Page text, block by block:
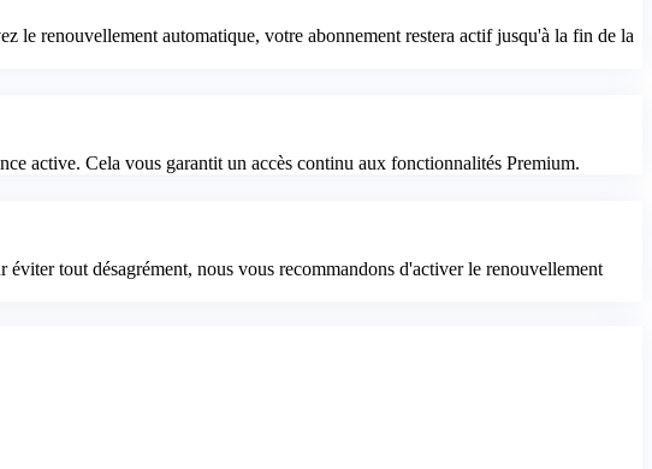
le renouvellement automatique, votre abonnement restera actif jusqu'à la fin de la
active. Cela vous garantit un accès continu aux fonctionnalités Premium.
tout désagrément, nous vous recommandons d'activer le renouvellement